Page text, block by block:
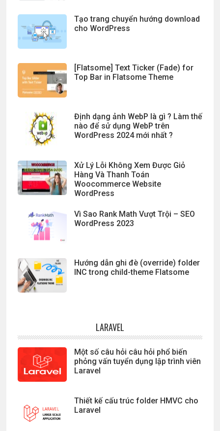
Tạo trang chuyển hướng download
cho WordPress
[Flatsome] Text Ticker (Fade) for
Top Bar in Flatsome Theme
Định dạng ảnh WebP là gì ? Làm thế
nào để sử dụng WebP trên
WordPress 2024 mới nhất ?
Xử Lý Lỗi Không Xem Được Giỏ
Hàng Và Thanh Toán
Woocommerce Website
WordPress
Vì Sao Rank Math Vượt Trội – SEO
WordPress 2023
Hướng dẫn ghi đè (override) folder
INC trong child-theme Flatsome
LARAVEL
Một số câu hỏi câu hỏi phổ biến
phỏng vấn tuyển dụng lập trình viên
Laravel
Thiết kế cấu trúc folder HMVC cho
Laravel